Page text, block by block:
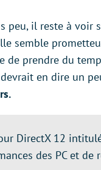
peu, il reste à voir
semble
prendre du
en dire un
DirectX 12
des PC et de